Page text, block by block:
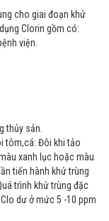
cho giai đoạn khử
Clorin gồm có:
viện.
thủy sản.
tôm,cá: Đôi khi tảo
xanh lục hoặc màu
tiến hành khử trùng
trình khử trùng đặc
dư ở mức 5 -10 ppm